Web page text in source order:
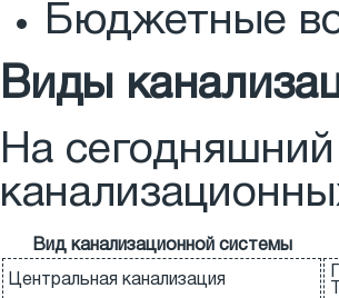
Бюджетные
Виды
На
Вид канализационной системы
Центральная канализация